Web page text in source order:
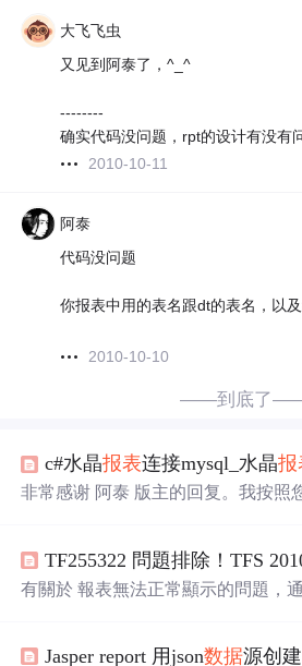
大飞飞虫
又见到阿泰了，^_^
--------
确实代码没问题，rpt的设计有没有
2010-10-11
阿泰
代码没问题
你报表中用的表名跟dt的表名，以
2010-10-10
——到底了
c#水晶报表连接mysql_水晶报
非常感谢 阿泰 版主的回复。我按照
里出了错。第一个 winform 上我一个
BianH 一个 botton 当 botton click的时
有關於 報表無法正常顯示的問題，通
詢執行失敗 報表處理期間發生錯誤
Jasper report 用json数据源创